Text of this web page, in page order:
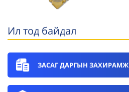
Ил тод байдал
ЗАСАГ ДАРГЫН ЗАХИРАМЖ